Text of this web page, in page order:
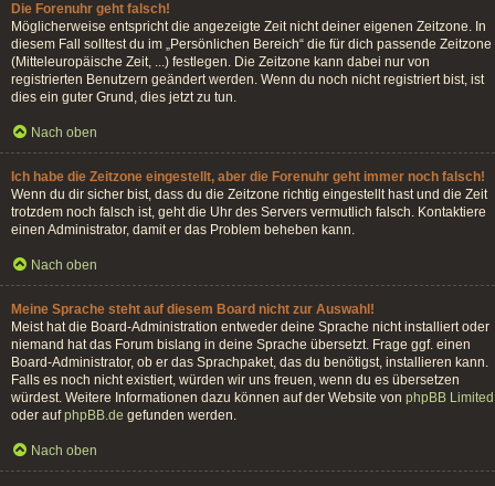
Die Forenuhr geht falsch!
Möglicherweise entspricht die angezeigte Zeit nicht deiner eigenen Zeitzone. In
diesem Fall solltest du im „Persönlichen Bereich“ die für dich passende Zeitzone
(Mitteleuropäische Zeit, ...) festlegen. Die Zeitzone kann dabei nur von
registrierten Benutzern geändert werden. Wenn du noch nicht registriert bist, ist
dies ein guter Grund, dies jetzt zu tun.
Nach oben
Ich habe die Zeitzone eingestellt, aber die Forenuhr geht immer noch falsch!
Wenn du dir sicher bist, dass du die Zeitzone richtig eingestellt hast und die Zeit
trotzdem noch falsch ist, geht die Uhr des Servers vermutlich falsch. Kontaktiere
einen Administrator, damit er das Problem beheben kann.
Nach oben
Meine Sprache steht auf diesem Board nicht zur Auswahl!
Meist hat die Board-Administration entweder deine Sprache nicht installiert oder
niemand hat das Forum bislang in deine Sprache übersetzt. Frage ggf. einen
Board-Administrator, ob er das Sprachpaket, das du benötigst, installieren kann.
Falls es noch nicht existiert, würden wir uns freuen, wenn du es übersetzen
würdest. Weitere Informationen dazu können auf der Website von phpBB Limited
oder aufphpBB.de gefunden werden.
Nach oben